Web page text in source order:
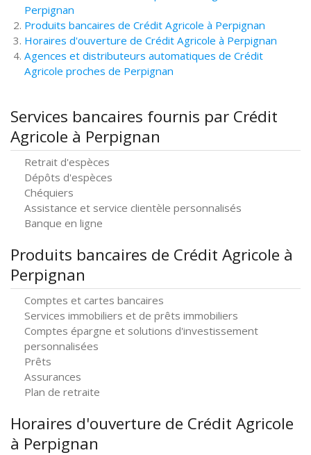
Perpignan
Produits bancaires de Crédit Agricole à Perpignan
Horaires d'ouverture de Crédit Agricole à Perpignan
Agences et distributeurs automatiques de Crédit
Agricole proches de Perpignan
Services bancaires fournis par Crédit
Agricole à Perpignan
Retrait d'espèces
Dépôts d'espèces
Chéquiers
Assistance et service clientèle personnalisés
Banque en ligne
Produits bancaires de Crédit Agricole à
Perpignan
Comptes et cartes bancaires
Services immobiliers et de prêts immobiliers
Comptes épargne et solutions d'investissement
personnalisées
Prêts
Assurances
Plan de retraite
Horaires d'ouverture de Crédit Agricole
à Perpignan